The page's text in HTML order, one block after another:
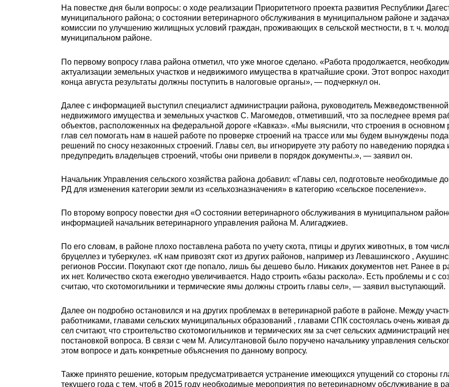
На повестке дня были вопросы: о ходе реализации Приоритетного проекта развития Республики
муниципального района; о состоянии ветеринарного обслуживания в муниципальном районе и
комиссии по улучшению жилищных условий граждан, проживающих в сельской местности, в т. ч.
муниципальном районе.
По первому вопросу глава района отметил, что уже многое сделано. «Работа продолжается,
актуализации земельных участков и недвижимого имущества в кратчайшие сроки. Этот вопрос
конца августа результаты должны поступить в налоговые органы», — подчеркнул он.
Далее с информацией выступил специалист администрации района, руководитель
недвижимого имущества и земельных участков С. Магомедов, отметивший, что за последнее время
объектов, расположенных на федеральной дороге «Кавказ». «Мы выяснили, что строения в
глав сел помогать нам в нашей работе по проверке строений на трассе или мы будем вынуждены
решений по сносу незаконных строений. Главы сел, вы игнорируете эту работу по наведению
предупредить владельцев строений, чтобы они привели в порядок документы.», — заявил он.
Начальник Управления сельского хозяйства района добавил: «Главы сел, подготовьте необходимые
РД для изменения категории земли из «сельхозназначения» в категорию «сельское поселение»».
По второму вопросу повестки дня «О состоянии ветеринарного обслуживания в муниципальном
информацией начальник ветеринарного управления района М. Алигаджиев.
По его словам, в районе плохо поставлена работа по учету скота, птицы и других животных, в том
бруцеллез и туберкулез. «К нам привозят скот из других районов, например из Левашинского ,
регионов России. Покупают скот где попало, лишь бы дешево было. Никаких документов нет. Ранее в
их нет. Количество скота ежегодно увеличивается. Надо строить «базы раскола». Есть проблемы и с
считаю, что скотомогильники и термические ямы должны строить главы сел», — заявил выступающий.
Далее он подробно остановился и на других проблемах в ветеринарной работе в районе. Между
работниками, главами сельских муниципальных образований , главами СПК состоялась очень живая
сел считают, что строительство скотомогильников и термических ям за счет сельских администраций
постановкой вопроса. В связи с чем М. Алисултановой было поручено начальнику управления
этом вопросе и дать конкретные объяснения по данному вопросу.
Также принято решение, которым предусматривается устранение имеющихся упущений со стороны
текущего года с тем, чтоб в 2015 году необходимые мероприятия по ветеринарному обслуживание в